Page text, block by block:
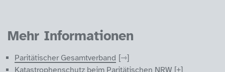
Mehr Informationen
Paritätischer Gesamtverband